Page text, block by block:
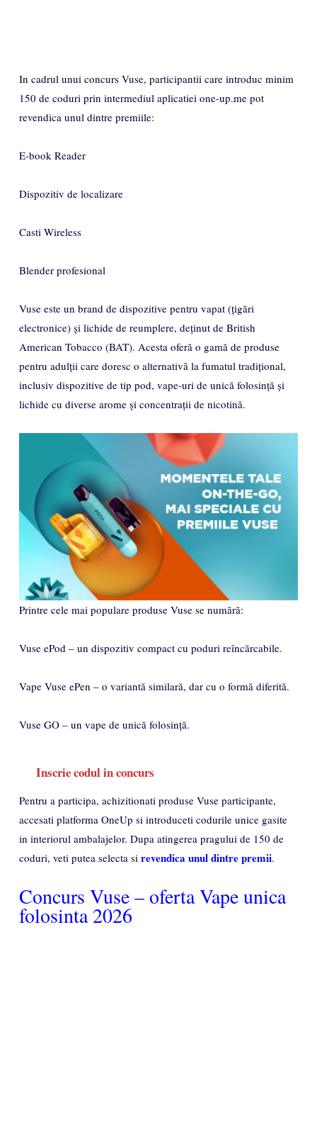
​In cadrul unui concurs Vuse, participantii care introduc minim
150 de coduri prin intermediul aplicatiei one-up.me pot
revendica unul dintre premiile:​
E-book Reader​
Dispozitiv de localizare​
Casti Wireless​
Blender profesional​
Vuse este un brand de dispozitive pentru vapat (țigări
electronice) și lichide de reumplere, deținut de British
American Tobacco (BAT). Acesta oferă o gamă de produse
pentru adulții care doresc o alternativă la fumatul tradițional,
inclusiv dispozitive de tip pod, vape-uri de unică folosință și
lichide cu diverse arome și concentrații de nicotină.
Printre cele mai populare produse Vuse se numără:
Vuse ePod – un dispozitiv compact cu poduri reîncărcabile.
Vape Vuse ePen – o variantă similară, dar cu o formă diferită.
Vuse GO – un vape de unică folosință.
Inscrie codul in concurs
Pentru a participa, achizitionati produse Vuse participante,
accesati platforma OneUp si introduceti codurile unice gasite
in interiorul ambalajelor. Dupa atingerea pragului de 150 de
coduri, veti putea selecta si revendica unul dintre premii.​
Concurs Vuse – oferta Vape unica
folosinta 2026